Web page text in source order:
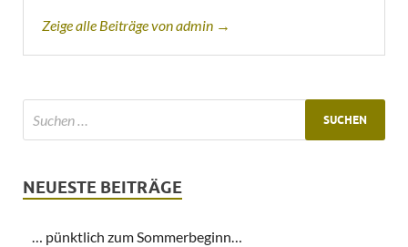
Zeige alle Beiträge von admin →
NEUESTE BEITRÄGE
… pünktlich zum Sommerbeginn…